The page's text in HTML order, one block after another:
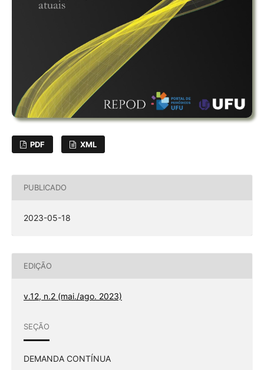
PDF XML
PUBLICADO
2023-05-18
EDIÇÃO
v.12, n.2 (mai./ago. 2023)
SEÇÃO
DEMANDA CONTÍNUA